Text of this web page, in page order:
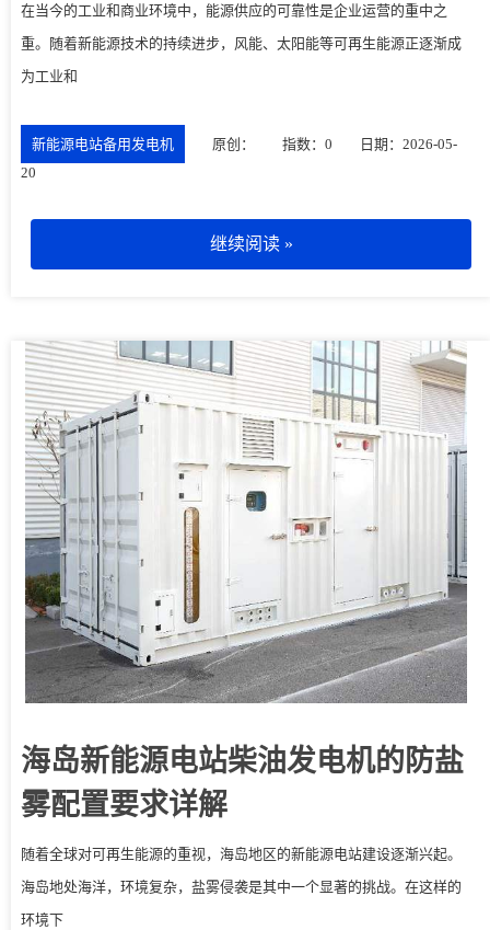
在当今的工业和商业环境中，能源供应的可靠性是企业运营的重中之
重。随着新能源技术的持续进步，风能、太阳能等可再生能源正逐渐成
为工业和
新能源电站备用发电机 原创： 指数：0
日期：2026-05-
20
继续阅读 »
海岛新能源电站柴油发电机的防盐
雾配置要求详解
随着全球对可再生能源的重视，海岛地区的新能源电站建设逐渐兴起。
海岛地处海洋，环境复杂，盐雾侵袭是其中一个显著的挑战。在这样的
环境下